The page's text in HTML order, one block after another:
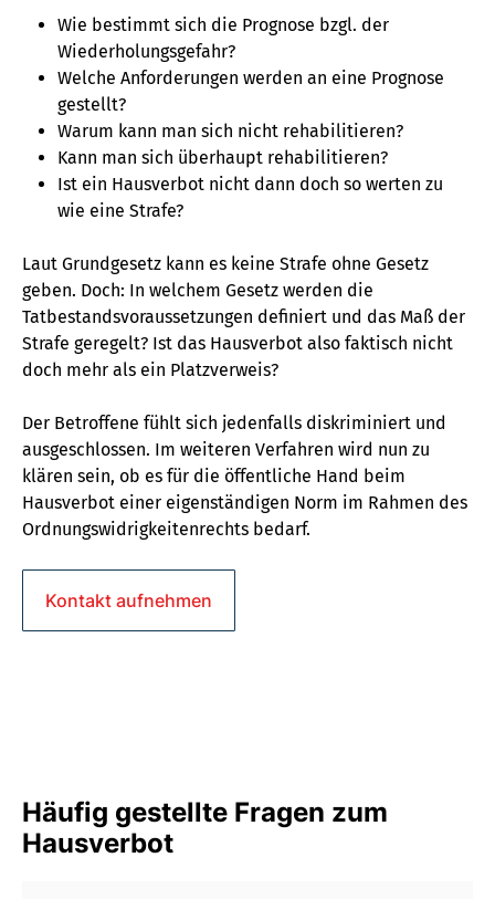
Wie bestimmt sich die Prognose bzgl. der
Wiederholungsgefahr?
Welche Anforderungen werden an eine Prognose
gestellt?
Warum kann man sich nicht rehabilitieren?
Kann man sich überhaupt rehabilitieren?
Ist ein Hausverbot nicht dann doch so werten zu
wie eine Strafe?
Laut Grundgesetz kann es keine Strafe ohne Gesetz
geben. Doch: In welchem Gesetz werden die
Tatbestandsvoraussetzungen definiert und das Maß der
Strafe geregelt? Ist das Hausverbot also faktisch nicht
doch mehr als ein Platzverweis?
Der Betroffene fühlt sich jedenfalls diskriminiert und
ausgeschlossen. Im weiteren Verfahren wird nun zu
klären sein, ob es für die öffentliche Hand beim
Hausverbot einer eigenständigen Norm im Rahmen des
Ordnungswidrigkeitenrechts bedarf.
Kontakt aufnehmen
Häufig gestellte Fragen zum
Hausverbot